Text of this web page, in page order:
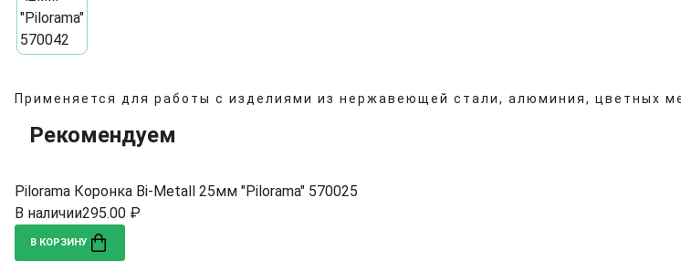
Применяется для работы с изделиями из нержавеющей стали, алюминия, цветных
Рекомендуем
Pilorama Коронка Bi-Metall 25мм "Pilorama" 570025
В наличии295.00 ₽
В КОРЗИНУ